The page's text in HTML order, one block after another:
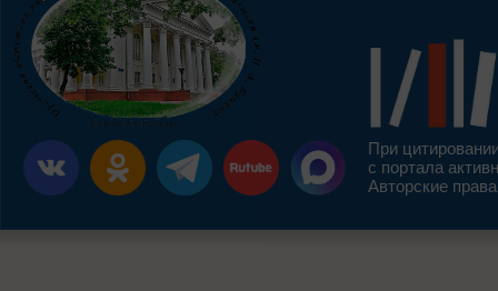
При
с портала
Авторские